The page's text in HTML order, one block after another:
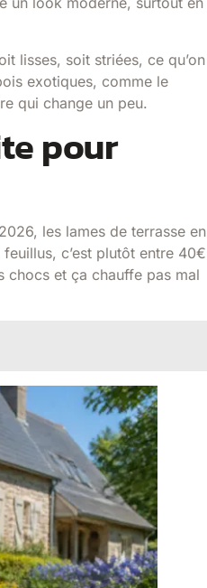
lisses, soit striées, ce qu’on
exotiques, comme le
qui change un peu.
pour
les lames de terrasse en
c’est plutôt entre 40€
chocs et ça chauffe pas mal